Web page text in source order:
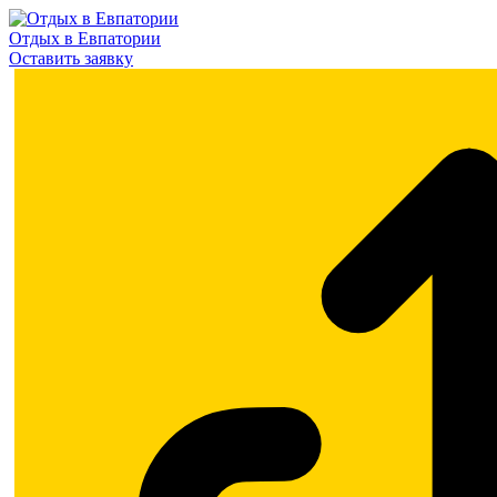
Отдых в Евпатории
Оставить заявку